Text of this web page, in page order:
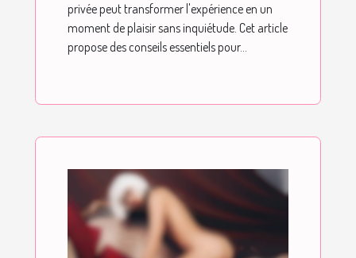
privée peut transformer l'expérience en un
moment de plaisir sans inquiétude. Cet article
propose des conseils essentiels pour...